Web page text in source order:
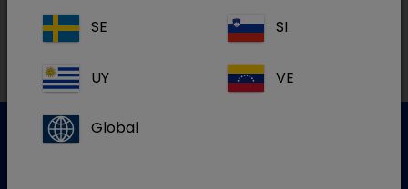
Nos adresses
SE SI
UY VE
Global